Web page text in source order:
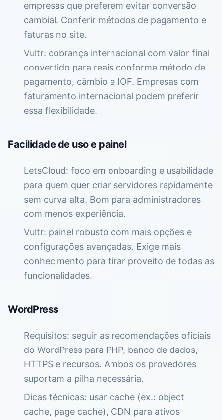
empresas que preferem evitar conversão
cambial. Conferir métodos de pagamento e
faturas no site.
Vultr: cobrança internacional com valor final
convertido para reais conforme método de
pagamento, câmbio e IOF. Empresas com
faturamento internacional podem preferir
essa flexibilidade.
Facilidade de uso e painel
LetsCloud: foco em onboarding e usabilidade
para quem quer criar servidores rapidamente
sem curva alta. Bom para administradores
com menos experiência.
Vultr: painel robusto com mais opções e
configurações avançadas. Exige mais
conhecimento para tirar proveito de todas as
funcionalidades.
WordPress
Requisitos: seguir as recomendações oficiais
do WordPress para PHP, banco de dados,
HTTPS e recursos. Ambos os provedores
suportam a pilha necessária.
Dicas técnicas: usar cache (ex.: object
cache, page cache), CDN para ativos